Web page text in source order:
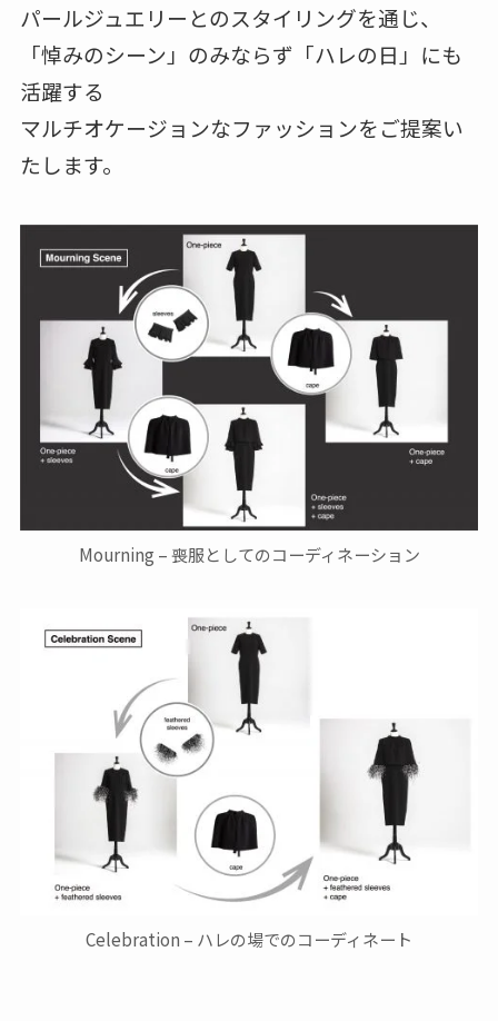
パールジュエリーとのスタイリングを通じ、
「悼みのシーン」のみならず「ハレの日」にも
活躍する
マルチオケージョンなファッションをご提案い
たします。
Mourning – 喪服としてのコーディネーション
Celebration – ハレの場でのコーディネート